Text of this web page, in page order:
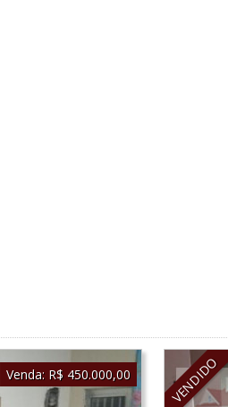
Venda: R$ 450.000,00 VENDIDO